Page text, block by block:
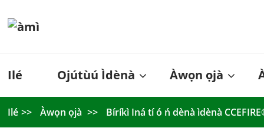
Ilé Ojútùú Ìdènà Àwọn ọjà
Ilé Àwọn ọjà Bíríkì Iná tí ó ń dènà ìdènà